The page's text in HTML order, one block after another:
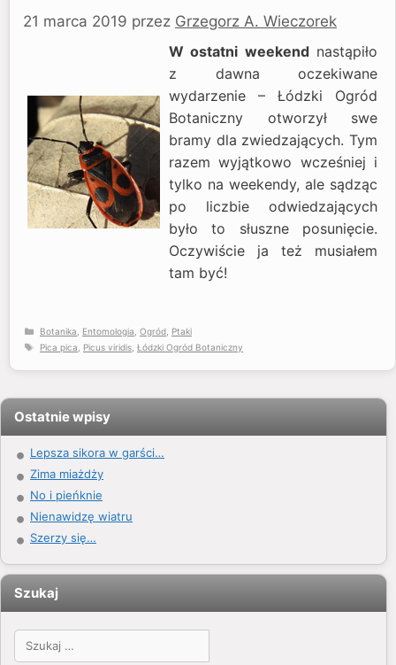
21 marca 2019 przez Grzegorz A. Wieczorek
W ostatni weekendnastąpiło
z dawna oczekiwane
wydarzenie – Łódzki Ogród
Botaniczny otworzył swe
bramy dla zwiedzających. Tym
razem wyjątkowo wcześniej i
tylko na weekendy, ale sądząc
po liczbie odwiedzających
było to słuszne posunięcie.
Oczywiście ja też musiałem
tam być!
Kategorie
Botanika Entomologia Ogród Ptaki
Tagi
Pica pica Picus viridis Łódzki Ogród Botaniczny
Ostatnie wpisy
Lepsza sikora w garści…
Zima miażdży
No i pieńknie
Nienawidzę wiatru
Szerzy się…
Szukaj
Szukaj: